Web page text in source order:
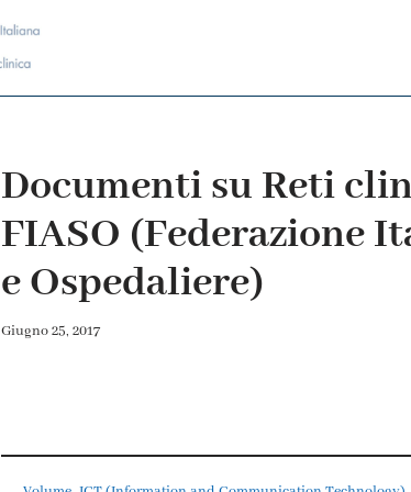
Documenti su Reti
FIASO (Federazione
e Ospedaliere)
Giugno 25, 2017